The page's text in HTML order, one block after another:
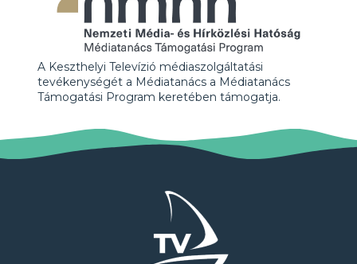
A Keszthelyi Televízió médiaszolgáltatási
tevékenységét a Médiatanács a Médiatanács
Támogatási Program keretében támogatja.